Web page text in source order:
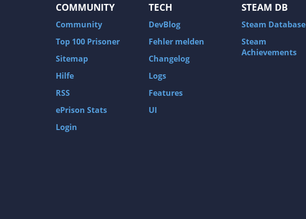
COMMUNITY
Community
Top 100 Prisoner
Sitemap
Hilfe
RSS
ePrison Stats
Login
TECH
DevBlog
Fehler melden
Changelog
Logs
Features
UI
STEAM DB
Steam Database
Steam
Achievements